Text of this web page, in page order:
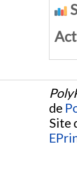
de
Site